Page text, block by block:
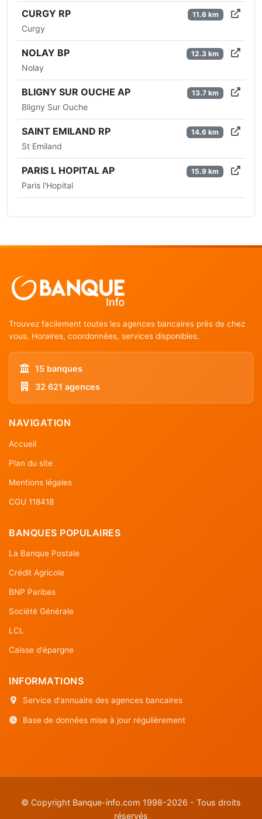
CURGY RP
Curgy
11.6 km
NOLAY BP
Nolay
12.3 km
BLIGNY SUR OUCHE AP
Bligny Sur Ouche
13.7 km
SAINT EMILAND RP
St Emiland
14.6 km
PARIS L HOPITAL AP
Paris l'Hopital
15.9 km
Trouvez facilement toutes les agences bancaires près de chez
vous. Horaires, coordonnées, services disponibles.
15 banques
32 621 agences
NAVIGATION
Accueil
Plan du site
Mentions légales
CGU 118418
BANQUES POPULAIRES
La Banque Postale
Crédit Agricole
BNP Paribas
Société Générale
LCL
Caisse d'épargne
INFORMATIONS
Service d'annuaire des agences bancaires
Base de données mise à jour régulièrement
© Copyright Banque-info.com 1998-2026 - Tous droits
réservés